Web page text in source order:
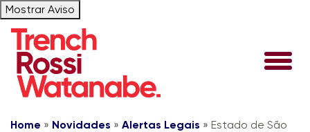
Mostrar Aviso
Home » Novidades » Alertas Legais » Estado de São